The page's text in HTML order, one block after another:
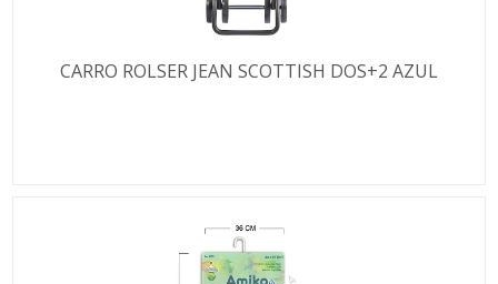
CARRO ROLSER JEAN SCOTTISH DOS+2 AZUL